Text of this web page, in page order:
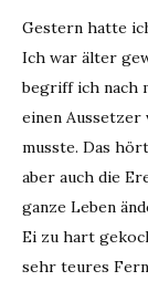
Gestern hatte
Ich war älter
begriff ich nach
einen Aussetzer
musste. Das
aber auch die
ganze Leben
Ei zu hart
sehr teures